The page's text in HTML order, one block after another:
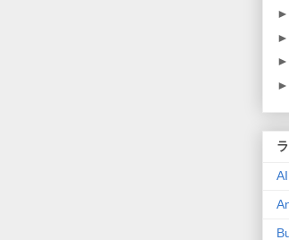
►
►
►
►
AI